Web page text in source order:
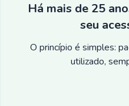
Há mais de 25
seu
O princípio é simples:
utilizado,